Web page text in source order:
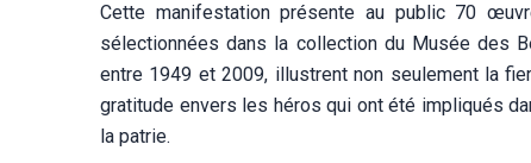
Cette manifestation présente au public 70
sélectionnées dans la collection du Musée des
entre 1949 et 2009, illustrent non seulement la
gratitude envers les héros qui ont été impliqués
la patrie.